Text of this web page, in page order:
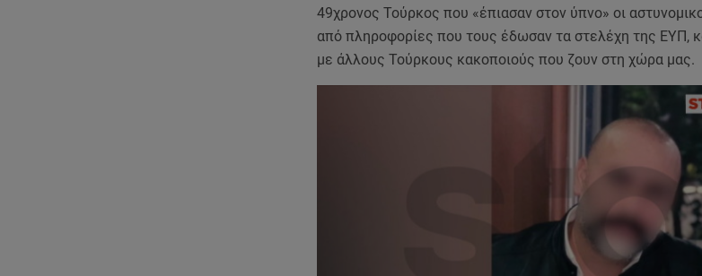
49χρονος Τούρκος που «έπιασαν στον ύπνο» οι
από πληροφορίες που τους έδωσαν τα στελέχη της ΕΥΠ,
με άλλους Τούρκους κακοποιούς που ζουν στη χώρα μας.